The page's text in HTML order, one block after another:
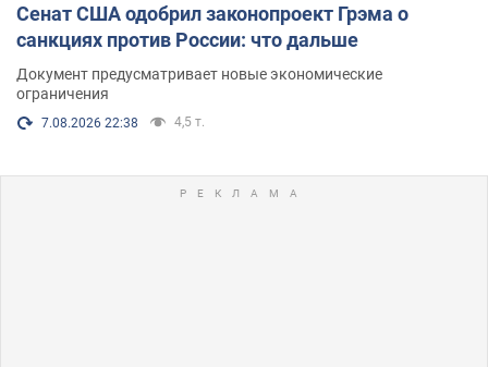
Сенат США одобрил законопроект Грэма о
санкциях против России: что дальше
Документ предусматривает новые экономические
ограничения
7.08.2026 22:38 4,5 т.